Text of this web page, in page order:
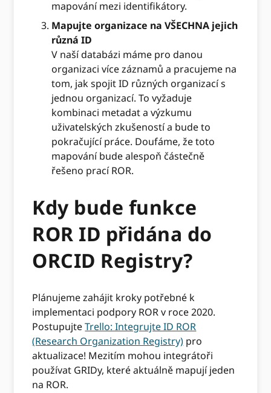
mapování mezi identifikátory.
Mapujte organizace na VŠECHNA jejich
různá ID
V naší databázi máme pro danou
organizaci více záznamů a pracujeme na
tom, jak spojit ID různých organizací s
jednou organizací. To vyžaduje
kombinaci metadat a výzkumu
uživatelských zkušeností a bude to
pokračující práce. Doufáme, že toto
mapování bude alespoň částečně
řešeno prací ROR.
Kdy bude funkce
ROR ID přidána do
ORCID Registry?
Plánujeme zahájit kroky potřebné k
implementaci podpory ROR v roce 2020.
PostupujteTrello: Integrujte ID ROR
(Research Organization Registry) pro
aktualizace! Mezitím mohou integrátoři
používat GRIDy, které aktuálně mapují jeden
na ROR.